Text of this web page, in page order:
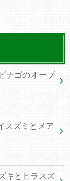
ナゴのオーブ
スズミとメア
キとヒラスズ